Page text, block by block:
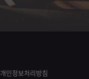
개인정보처리방침